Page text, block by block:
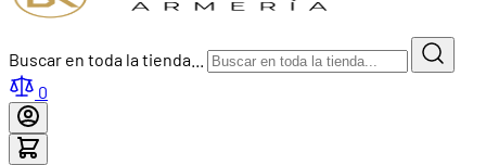
Buscar en toda la tienda...
0